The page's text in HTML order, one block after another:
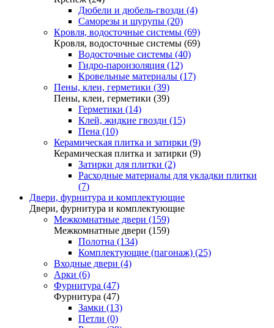
Дюбели и дюбель-гвозди (4)
Саморезы и шурупы (20)
Кровля, водосточные системы (69)
Кровля, водосточные системы (69)
Водосточные системы (40)
Гидро-пароизоляция (12)
Кровельные материалы (17)
Пены, клеи, герметики (39)
Пены, клеи, герметики (39)
Герметики (14)
Клей, жидкие гвозди (15)
Пена (10)
Керамическая плитка и затирки (9)
Керамическая плитка и затирки (9)
Затирки для плитки (2)
Расходные материалы для укладки плитки
(7)
Двери, фурнитура и комплектующие
Двери, фурнитура и комплектующие
Межкомнатные двери (159)
Межкомнатные двери (159)
Полотна (134)
Комплектующие (пагонаж) (25)
Входные двери (4)
Арки (6)
Фурнитура (47)
Фурнитура (47)
Замки (13)
Петли (0)